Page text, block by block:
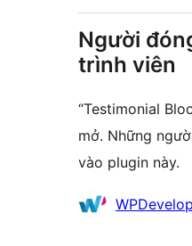
Người
trình viên
“Testimonial
mở. Những
vào plugin này.
Những